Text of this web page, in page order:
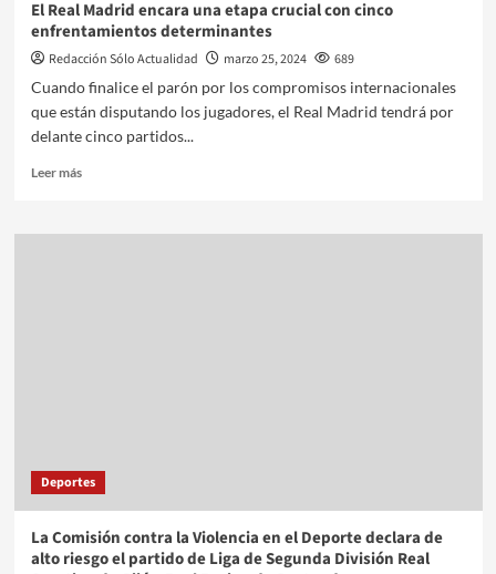
El Real Madrid encara una etapa crucial con cinco
enfrentamientos determinantes
Redacción Sólo Actualidad marzo 25, 2024
689
Cuando finalice el parón por los compromisos internacionales
que están disputando los jugadores, el Real Madrid tendrá por
delante cinco partidos...
Leer más
Deportes
La Comisión contra la Violencia en el Deporte declara de
alto riesgo el partido de Liga de Segunda División Real